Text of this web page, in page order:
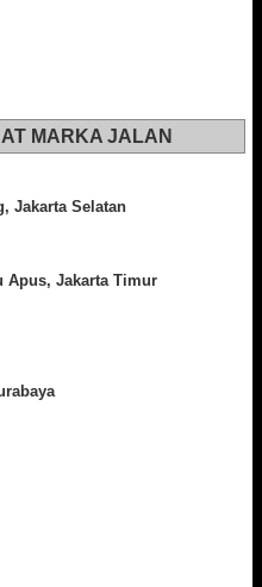
MARKA JALAN
Jakarta Selatan
Apus, Jakarta Timur